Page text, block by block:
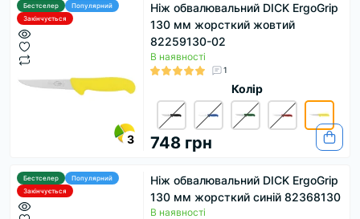
Бестселер
Популярний
Закінчується
3
Ніж обвалювальний DICK ErgoGrip
130 мм жорсткий жовтий
82259130-02
В наявності
1
Колір
748 грн
Бестселер
Популярний
Закінчується
Ніж обвалювальний DICK ErgoGrip
130 мм жорсткий синій 82368130
В наявності